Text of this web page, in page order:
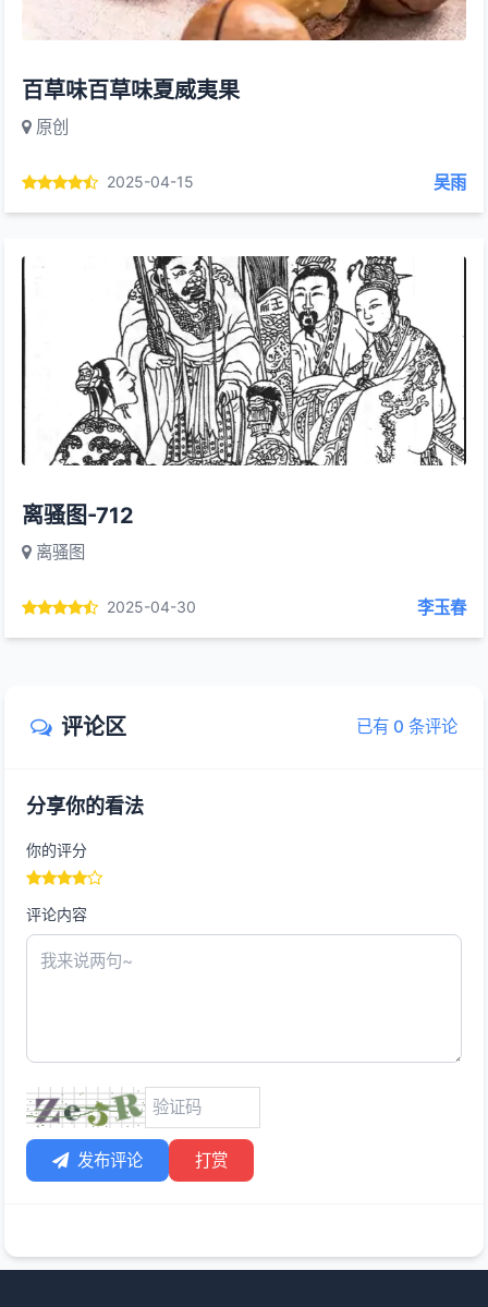
百草味百草味夏威夷果
原创
2025-04-15 吴雨
本文有缩略图
离骚图-712
离骚图
2025-04-30 李玉春
评论区 已有 0 条评论
分享你的看法
你的评分
评论内容
发布评论 打赏